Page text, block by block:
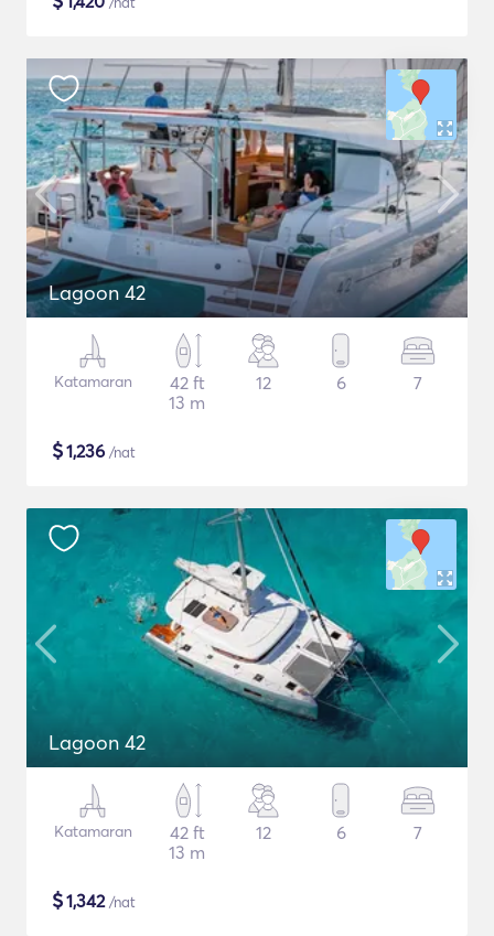
Lagoon 42
Katamaran
42 ft
13 m
12 6 7
$1,236 /nat
Lagoon 42
Katamaran
42 ft
13 m
12 6 7
$1,342/nat